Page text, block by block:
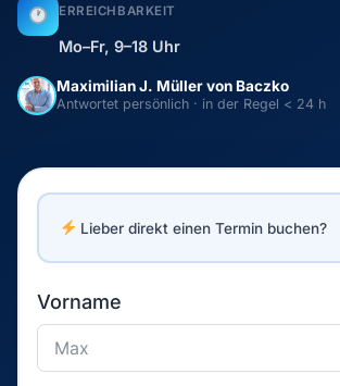
ERREICHBARKEIT
Mo–Fr, 9–18 Uhr
Maximilian J. Müller von Baczko
Antwortet persönlich · in der Regel < 24 h
Lieber direkt einen Termin buchen?
Vorname